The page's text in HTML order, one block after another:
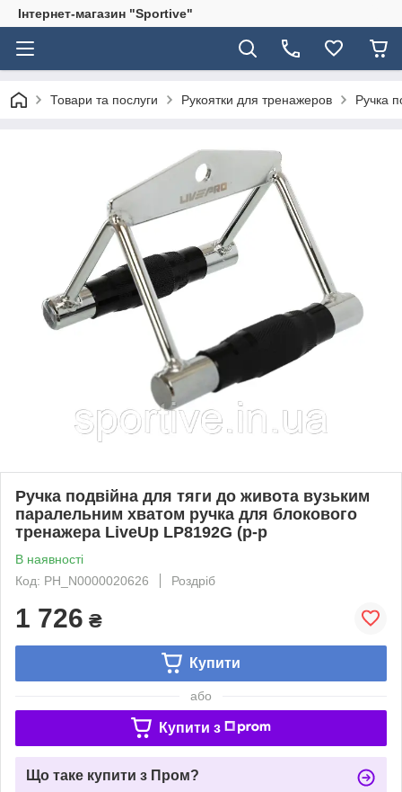
Інтернет-магазин "Sportive"
Товари та послуги Рукоятки для тренажеров Ручка
Ручка подвійна для тяги до живота вузьким
паралельним хватом ручка для блокового
тренажера LiveUp LP8192G (р-р
В наявності
Код: PH_N0000020626
Роздріб
1 726 ₴
Купити
або
Купити з
Що таке купити з Пром?